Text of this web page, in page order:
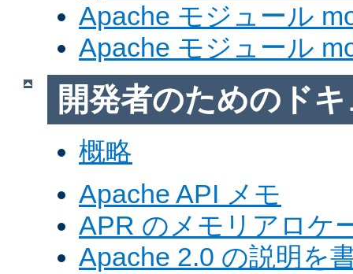
Apache モジュール
Apache モジュール
開発者のためのド
概略
Apache API メモ
APR のメモリアロケ
Apache 2.0 の説明を